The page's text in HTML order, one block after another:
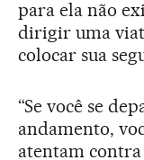
para ela não
dirigir uma
colocar sua
“Se você se
andamento,
atentam